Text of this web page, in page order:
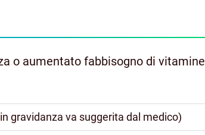
o aumentato fabbisogno di vitamine
gravidanza va suggerita dal medico)